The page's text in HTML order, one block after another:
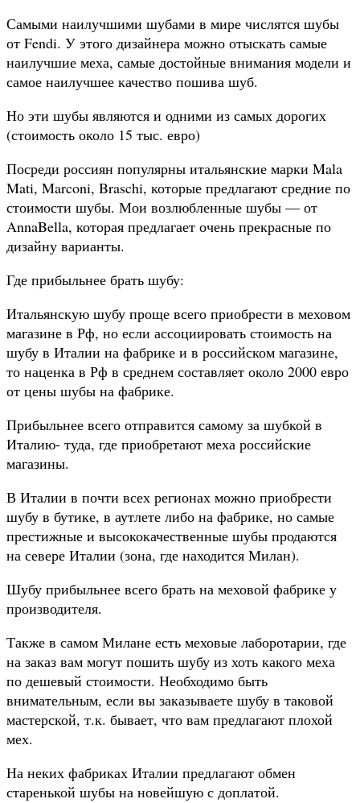
Самыми наилучшими шубами в мире числятся шубы
от Fendi. У этого дизайнера можно отыскать самые
наилучшие меха, самые достойные внимания модели и
самое наилучшее качество пошива шуб.
Но эти шубы являются и одними из самых дорогих
(стоимость около 15 тыс. евро)
Посреди россиян популярны итальянские марки Mala
Mati, Marconi, Braschi, которые предлагают средние по
стоимости шубы. Мои возлюбленные шубы — от
AnnaBella, которая предлагает очень прекрасные по
дизайну варианты.
Где прибыльнее брать шубу:
Итальянскую шубу проще всего приобрести в меховом
магазине в Рф, но если ассоциировать стоимость на
шубу в Италии на фабрике и в российском магазине,
то наценка в Рф в среднем составляет около 2000 евро
от цены шубы на фабрике.
Прибыльнее всего отправится самому за шубкой в
Италию- туда, где приобретают меха российские
магазины.
В Италии в почти всех регионах можно приобрести
шубу в бутике, в аутлете либо на фабрике, но самые
престижные и высококачественные шубы продаются
на севере Италии (зона, где находится Милан).
Шубу прибыльнее всего брать на меховой фабрике у
производителя.
Также в самом Милане есть меховые лаборотарии, где
на заказ вам могут пошить шубу из хоть какого меха
по дешевый стоимости. Необходимо быть
внимательным, если вы заказываете шубу в таковой
мастерской, т.к. бывает, что вам предлагают плохой
мех.
На неких фабриках Италии предлагают обмен
старенькой шубы на новейшую с доплатой.